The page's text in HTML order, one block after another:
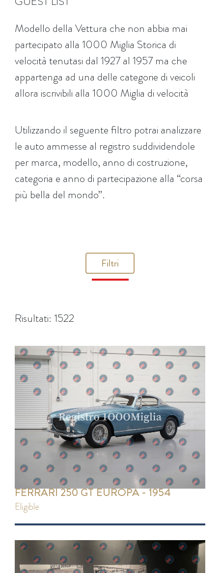
Modello della Vettura che non abbia mai
partecipato alla 1000 Miglia Storica di
velocità tenutasi dal 1927 al 1957 ma che
appartenga ad una delle categorie di veicoli
allora iscrivibili alla 1000 Miglia di velocità
Utilizzando il seguente filtro potrai analizzare
le auto ammesse al registro suddividendole
per marca, modello, anno di costruzione,
categoria e anno di partecipazione alla “corsa
più bella del mondo”.
Filtri
Risultati: 1522
FERRARI 250 GT EUROPA - 1954
eligible